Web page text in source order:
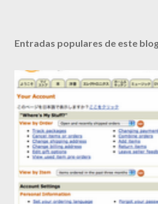
Entradas populares de este